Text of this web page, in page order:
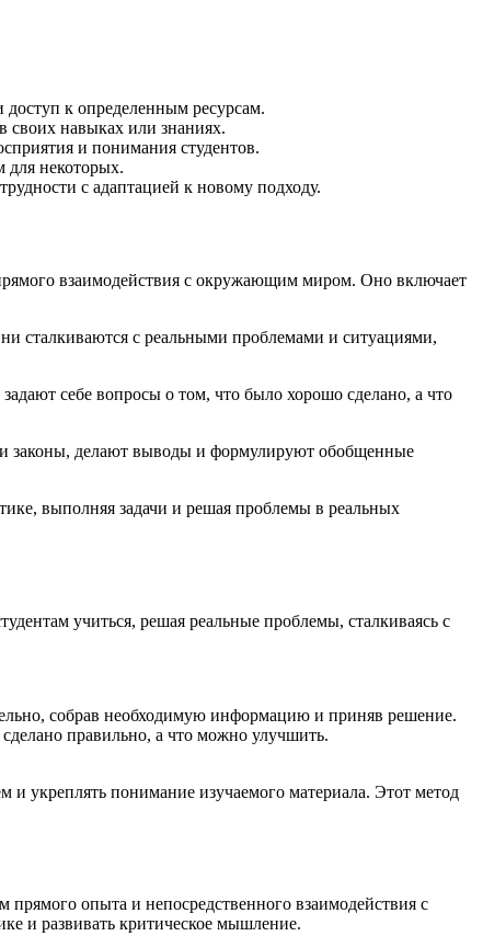
доступ к определенным ресурсам.
своих навыках или знаниях.
и понимания студентов.
для некоторых.
с адаптацией к новому подходу.
взаимодействия с окружающим миром. Оно включает
сталкиваются с реальными проблемами и ситуациями,
себе вопросы о том, что было хорошо сделано, а что
законы, делают выводы и формулируют обобщенные
выполняя задачи и решая проблемы в реальных
учиться, решая реальные проблемы, сталкиваясь с
собрав необходимую информацию и приняв решение.
правильно, а что можно улучшить.
и укреплять понимание изучаемого материала. Этот метод
опыта и непосредственного взаимодействия с
и развивать критическое мышление.